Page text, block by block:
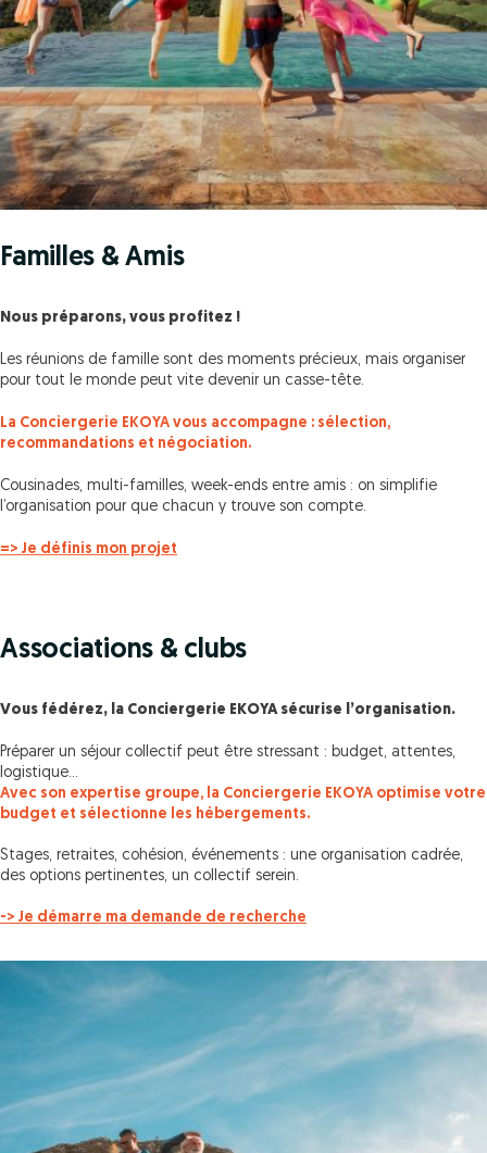
Familles & Amis
Nous préparons, vous profitez !
Les réunions de famille sont des moments précieux, mais organiser
pour tout le monde peut vite devenir un casse-tête.
La Conciergerie EKOYA vous accompagne : sélection,
recommandations et négociation.
Cousinades, multi-familles, week-ends entre amis : on simplifie
l’organisation pour que chacun y trouve son compte.
=> Je définis mon projet
Associations & clubs
Vous fédérez, la Conciergerie EKOYA sécurise l’organisation.
Préparer un séjour collectif peut être stressant : budget, attentes,
logistique…
Avec son expertise groupe, la Conciergerie EKOYA optimise votre
budget et sélectionne les hébergements.
Stages, retraites, cohésion, événements : une organisation cadrée,
des options pertinentes, un collectif serein.
-> Je démarre ma demande de recherche